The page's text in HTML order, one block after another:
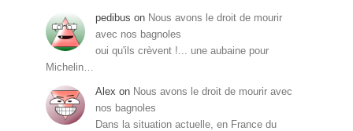
pedibus on Nous avons le droit de mourir
avec nos bagnoles
oui qu'ils crèvent !... une aubaine pour
Michelin…
Alex on Nous avons le droit de mourir avec
nos bagnoles
Dans la situation actuelle, en France du